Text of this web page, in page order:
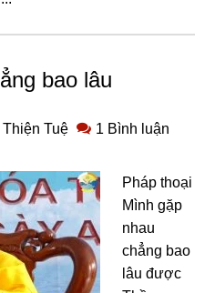
bao lâu
Tuệ 1 Bình luận
Pháp thoại
Mình gặp
nhau
chẳng bao
lâu được